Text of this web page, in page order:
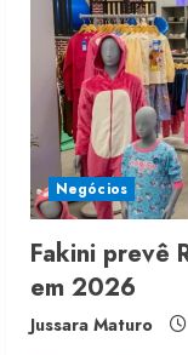
d
i
n
g
Negócios
Fakini prevê
em 2026
Jussara Maturo